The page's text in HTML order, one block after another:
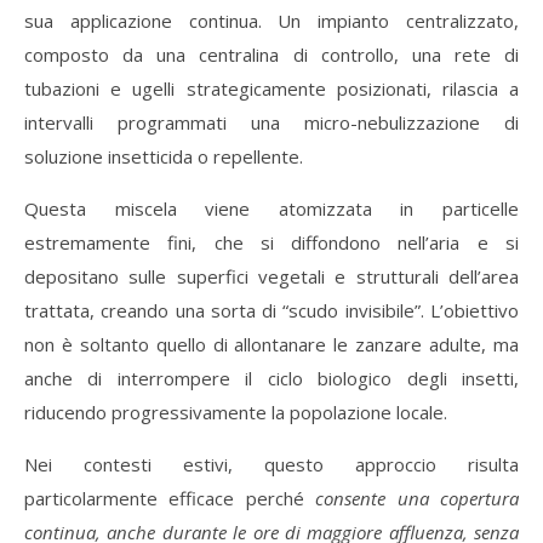
sua applicazione continua. Un impianto centralizzato,
composto da una centralina di controllo, una rete di
tubazioni e ugelli strategicamente posizionati, rilascia a
intervalli programmati una micro-nebulizzazione di
soluzione insetticida o repellente.
Questa miscela viene atomizzata in particelle
estremamente fini, che si diffondono nell’aria e si
depositano sulle superfici vegetali e strutturali dell’area
trattata, creando una sorta di “scudo invisibile”. L’obiettivo
non è soltanto quello di allontanare le zanzare adulte, ma
anche di interrompere il ciclo biologico degli insetti,
riducendo progressivamente la popolazione locale.
Nei contesti estivi, questo approccio risulta
particolarmente efficace perchéconsente una copertura
continua, anche durante le ore di maggiore affluenza, senza